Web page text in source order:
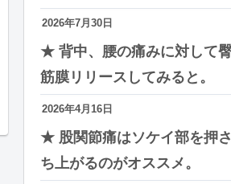
2026年7月30日
★ 背中、腰の痛みに対して
筋膜リリースしてみると。
2026年4月16日
★ 股関節痛はソケイ部を押
ち上がるのがオススメ。